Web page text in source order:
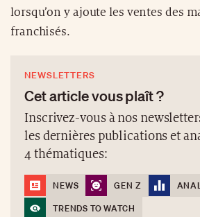
lorsqu’on y ajoute les ventes des
franchisés.
NEWSLETTERS
Cet article vous plaît ?
Inscrivez-vous à nos
les dernières publications et
4 thématiques:
NEWS GEN Z
TRENDS TO WATCH